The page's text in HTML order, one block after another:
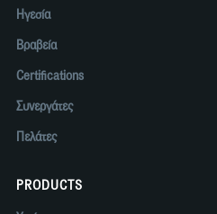
Ηγεσία
Βραβεία
Certifications
Συνεργάτες
Πελάτες
PRODUCTS